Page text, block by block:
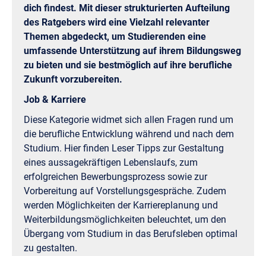
dich findest. Mit dieser strukturierten Aufteilung
des Ratgebers wird eine Vielzahl relevanter
Themen abgedeckt, um Studierenden eine
umfassende Unterstützung auf ihrem Bildungsweg
zu bieten und sie bestmöglich auf ihre berufliche
Zukunft vorzubereiten.
Job & Karriere
Diese Kategorie widmet sich allen Fragen rund um
die berufliche Entwicklung während und nach dem
Studium. Hier finden Leser Tipps zur Gestaltung
eines aussagekräftigen Lebenslaufs, zum
erfolgreichen Bewerbungsprozess sowie zur
Vorbereitung auf Vorstellungsgespräche. Zudem
werden Möglichkeiten der Karriereplanung und
Weiterbildungsmöglichkeiten beleuchtet, um den
Übergang vom Studium in das Berufsleben optimal
zu gestalten.